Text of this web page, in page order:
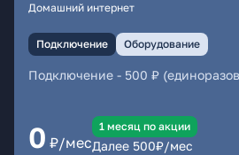
Домашний интернет
Подключение Оборудование
Подключение - 500 ₽
0 ₽/мес
1 месяц по акции
Далее 500₽/мес